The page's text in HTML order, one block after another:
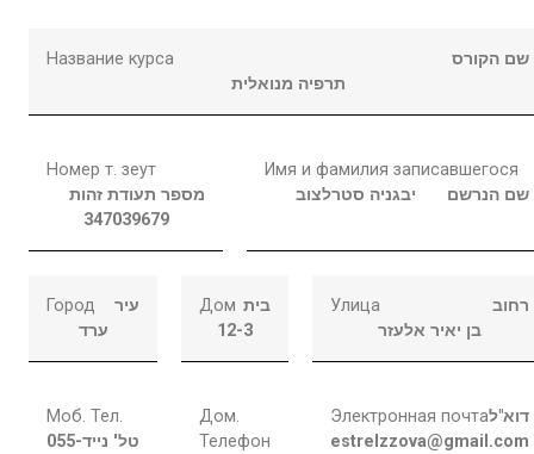
Название курса
שם הקורס
תרפיה מנואלית
Номер т. зеут
מספר תעודת זהות
347039679
Имя и фамилия записавшегося
שם הנרשם
יבגניה סטרלצוב
Город
עיר
ערד
Дом בית
12-3
Улица
רחוב
בן יאיר אלעזר
Моб. Тел.
טל' נייד055-
Дом.
Телефон
Электронная почтаדוא"ל
estrelzzova@gmail.com